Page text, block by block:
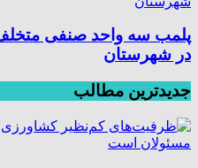
پلمب سه واحد صنفی
در شهرستان
جدیدترین مطالب